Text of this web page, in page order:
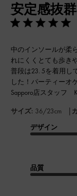
安定感抜群
中のインソールが柔
れにくくとても歩き
普段は23. 5を着用し
した！パーティーオ
Sapporo店スタッフ
サイズ: 36/23cm |
デザイン
品質